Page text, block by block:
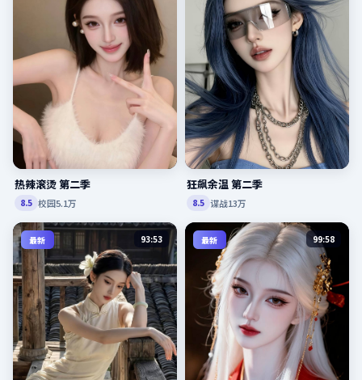
热辣滚烫 第二季
8.5 校园5.1万
狂飙余温 第二季
8.5 谍战13万
最新 93:53 最新 99:58